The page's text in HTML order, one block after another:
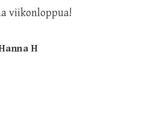
viikonloppua!
H